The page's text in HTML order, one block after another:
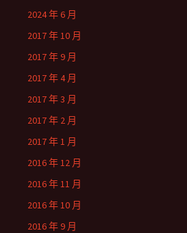
2024 年 6 月
2017 年 10 月
2017 年 9 月
2017 年 4 月
2017 年 3 月
2017 年 2 月
2017 年 1 月
2016 年 12 月
2016 年 11 月
2016 年 10 月
2016 年 9 月